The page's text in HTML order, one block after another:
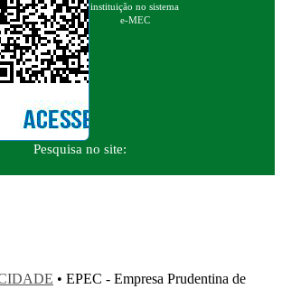
instituição no sistema
e-MEC
Pesquisa no site:
• EPEC - Empresa Prudentina de